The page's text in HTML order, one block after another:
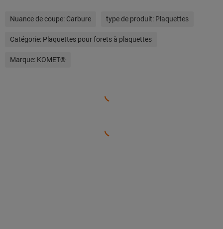
Nuance de coupe: Carbure type de produit: Plaquettes
Catégorie: Plaquettes pour forets à plaquettes
Marque: KOMET®